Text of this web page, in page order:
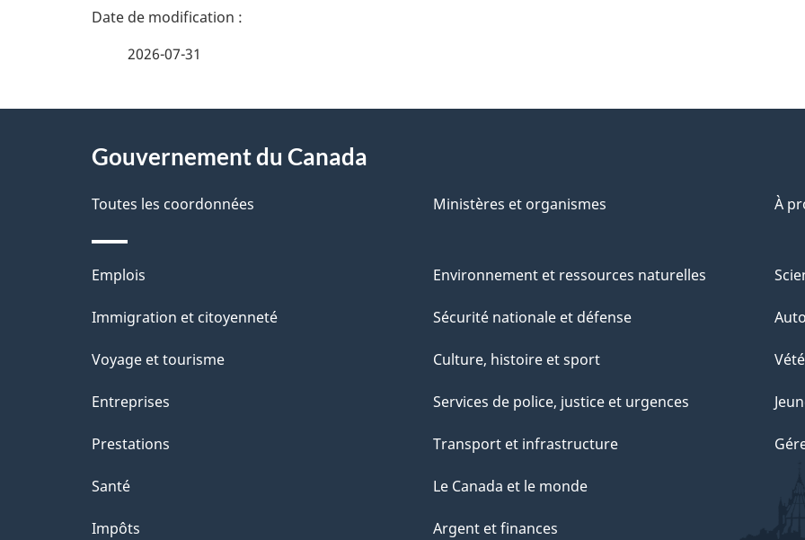
D
a
l
s
d
e
l
a
p
a
2026-07-31
proposGouvernement du Canada
Toutes les coordonnées Ministères et organismes À
Thèmes
et
Emplois
Immigration et citoyenneté
Voyage et tourisme
Entreprises
Prestations
Santé
Impôts
Environnement et ressources naturelles
Sécurité nationale et défense
Culture, histoire et sport
Services de police, justice et urgences
Transport et infrastructure
Le Canada et le monde
Argent et finances